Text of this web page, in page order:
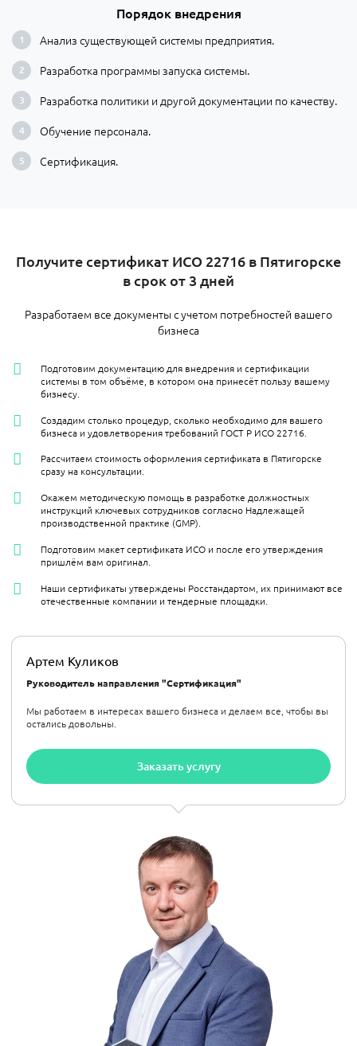
Порядок внедрения
Анализ существующей системы предприятия.
Разработка программы запуска системы.
Разработка политики и другой документации по качеству.
Обучение персонала.
Сертификация.
​Получите сертификат ИСО 22716 в Пятигорске
в срок от 3 дней
Разработаем все документы с учетом потребностей вашего
бизнеса
Артем Куликов
Руководитель направления "Сертификация"
Мы работаем в интересах вашего бизнеса и делаем все, чтобы вы
остались довольны.
Заказать услугу
Подготовим документацию для внедрения и сертификации
системы в том объёме, в котором она принесёт пользу вашему
бизнесу.
Создадим столько процедур, сколько необходимо для вашего
бизнеса и удовлетворения требований ГОСТ Р ИСО 22716.
Рассчитаем стоимость оформления сертификата в Пятигорске
сразу на консультации.
Окажем методическую помощь в разработке должностных
инструкций ключевых сотрудников согласно Надлежащей
производственной практике (GMP).
Подготовим макет сертификата ИСО и после его утверждения
пришлём вам оригинал.
Наши сертификаты утверждены Росстандартом, их принимают все
отечественные компании и тендерные площадки.